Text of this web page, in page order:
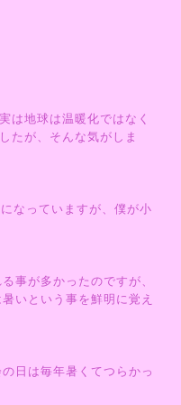
は地球は温暖化ではなく
たが、そんな気がしま
なっていますが、僕が小
事が多かったのですが、
いという事を鮮明に覚え
日は毎年暑くてつらかっ